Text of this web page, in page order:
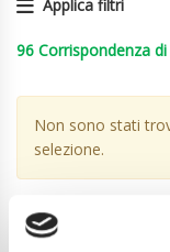
Applica filtri
96 Corrispondenza
Non sono stati
selezione.